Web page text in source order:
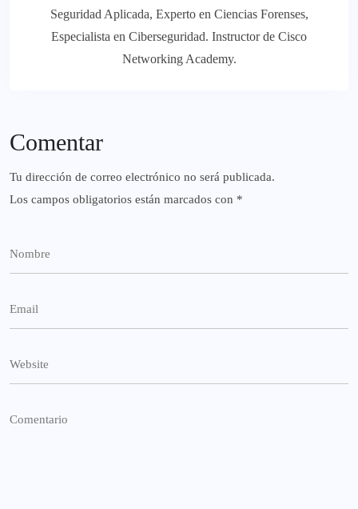
Seguridad Aplicada, Experto en Ciencias Forenses,
Especialista en Ciberseguridad. Instructor de Cisco
Networking Academy.
Comentar
Tu dirección de correo electrónico no será publicada.
Los campos obligatorios están marcados con *